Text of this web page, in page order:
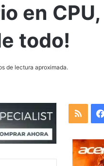
en CPU,
todo!
de lectura aproximada.
RSS